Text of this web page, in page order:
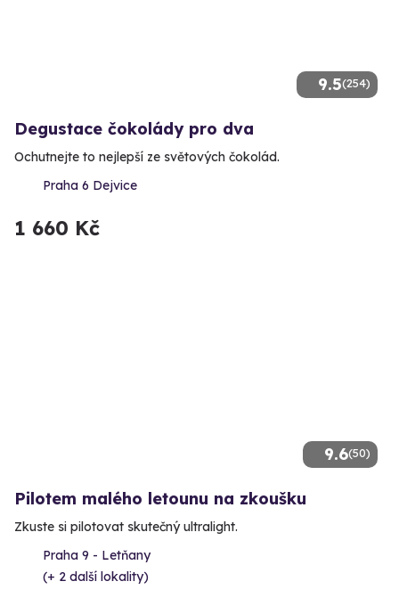
9.5(254)
Degustace čokolády pro dva
Ochutnejte to nejlepší ze světových čokolád.
Praha 6 Dejvice
1 660 Kč
9.6(50)
Pilotem malého letounu na zkoušku
Zkuste si pilotovat skutečný ultralight.
Praha 9 - Letňany
(+ 2 další lokality)